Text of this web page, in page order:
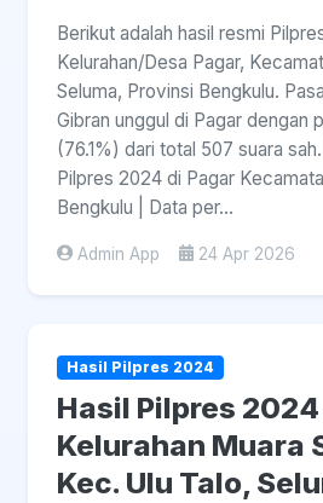
Berikut adalah hasil resmi
Kelurahan/Desa Pagar,
Seluma, Provinsi Bengkulu.
Gibran unggul di Pagar dengan
(76.1%) dari total 507 suara
Pilpres 2024 di Pagar
Bengkulu | Data per...
Admin App 24 Apr 2026
Hasil Pilpres 2024
Hasil Pilpres
Kelurahan Muara
Kec. Ulu Talo,